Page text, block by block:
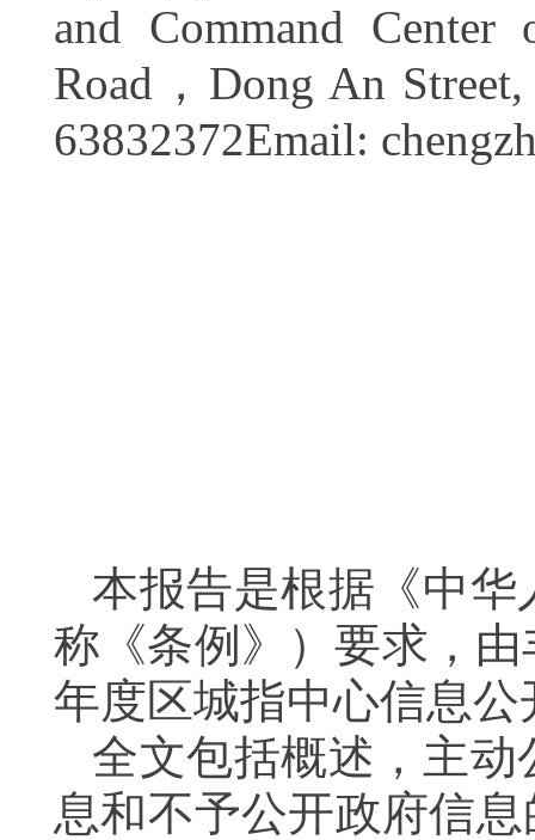
and Command
Road，Dong An
63832372Email:
本报告是根据《中
称《条例》）要求，
年度区城指中心信
全文包括概述，主
息和不予公开政府信